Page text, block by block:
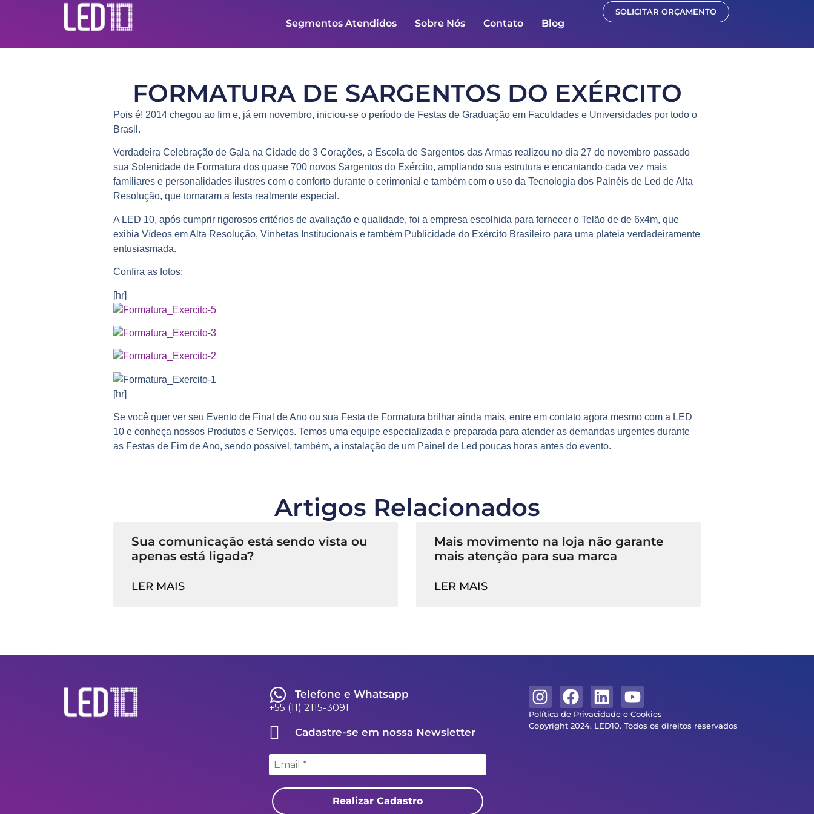
Segmentos Atendidos Sobre Nós Contato Blog
SOLICITAR ORÇAMENTO
FORMATURA DE SARGENTOS DO EXÉRCITO
Pois é! 2014 chegou ao fim e, já em novembro, iniciou-se o período de Festas de Graduação em Faculdades e Universidades por todo o
Brasil.
Verdadeira Celebração de Gala na Cidade de 3 Corações, a Escola de Sargentos das Armas realizou no dia 27 de novembro passado
sua Solenidade de Formatura dos quase 700 novos Sargentos do Exército, ampliando sua estrutura e encantando cada vez mais
familiares e personalidades ilustres com o conforto durante o cerimonial e também com o uso da Tecnologia dos Painéis de Led de Alta
Resolução, que tornaram a festa realmente especial.
A LED 10, após cumprir rigorosos critérios de avaliação e qualidade, foi a empresa escolhida para fornecer o Telão de de 6x4m, que
exibia Vídeos em Alta Resolução, Vinhetas Institucionais e também Publicidade do Exército Brasileiro para uma plateia verdadeiramente
entusiasmada.
Confira as fotos:
[hr]
[hr]
Se você quer ver seu Evento de Final de Ano ou sua Festa de Formatura brilhar ainda mais, entre em contato agora mesmo com a LED
10 e conheça nossos Produtos e Serviços. Temos uma equipe especializada e preparada para atender as demandas urgentes durante
as Festas de Fim de Ano, sendo possível, também, a instalação de um Painel de Led poucas horas antes do evento.
Artigos Relacionados
Sua comunicação está sendo vista ou
apenas está ligada?
LER MAIS
Mais movimento na loja não garante
mais atenção para sua marca
LER MAIS
Telefone e Whatsapp
+55 (11) 2115-3091
Cadastre-se em nossa Newsletter
Realizar Cadastro
Política de Privacidade e Cookies
Copyright 2024. LED10. Todos os direitos reservados